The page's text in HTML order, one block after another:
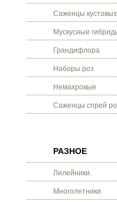
Саженцы
Мускусные
Грандифлора
Наборы роз
Немахровые
Саженцы спрей
РАЗНОЕ
Лилейники.
Многолетники